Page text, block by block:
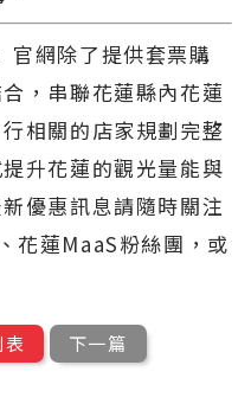
網除了提供套票購
，串聯花蓮縣內花蓮
相關的店家規劃完整
升花蓮的觀光量能與
優惠訊息請隨時關注
花蓮MaaS粉絲團，或
下一篇